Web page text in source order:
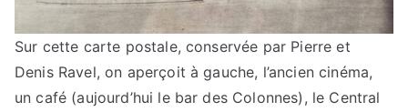
Sur cette carte postale, conservée par Pierre et
Denis Ravel, on aperçoit à gauche, l’ancien cinéma,
un café (aujourd’hui le bar des Colonnes), le Central